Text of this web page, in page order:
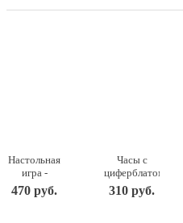
Настольная
игра -
Башня, 54
детали
470 руб.
Часы с
циферблатом
под
роспись –
310 руб.